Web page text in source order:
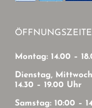
Montag: 14.00 –
Dienstag,
14.30 – 19.00 Uhr
Samstag: 10:00 –